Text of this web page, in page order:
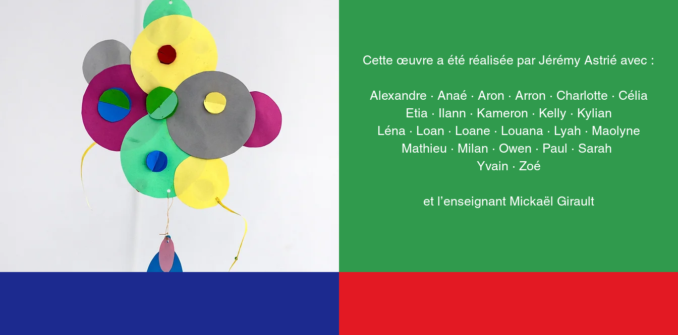
Cette œuvre a été réalisée par Jérémy Astrié avec :
Alexandre · Anaé · Aron · Arron · Charlotte · Célia
Etia · Ilann · Kameron · Kelly · Kylian
Léna · Loan · Loane · Louana · Lyah · Maolyne
Mathieu · Milan · Owen · Paul · Sarah
Yvain · Zoé
et l’enseignant Mickaël Girault